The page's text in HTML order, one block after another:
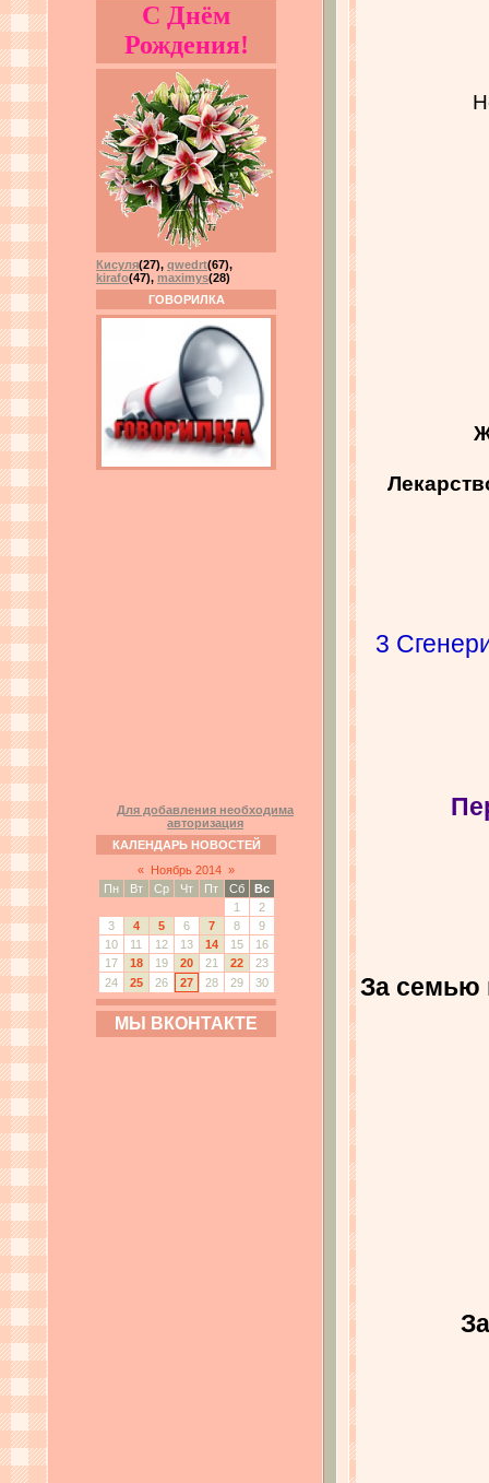
С Днём
Рождения!
Кисуля(27), qwedrt(67),
kirafo(47), maximys(28)
ГОВОРИЛКА
Для добавления необходима
авторизация
КАЛЕНДАРЬ НОВОСТЕЙ
«
Ноябрь 2014 »
Пн
Вт Ср Чт Пт Сб
Вс
1
2
3
4 5 6 7 8
9
10
11 12 13 14 15
16
17
18 19 20 21 22
23
24
25 26 27 28 29 30
МЫ ВКОНТАКТЕ
3
За семью